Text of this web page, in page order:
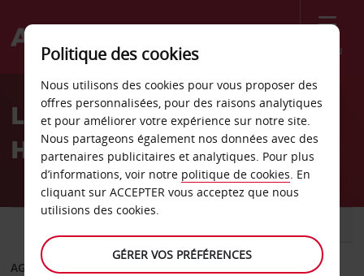
Menu
Welcome
AvisLocation de voiture
Helsingborg - Ville
AGENCE DE DÉPART
Politique des cookies
Nous utilisons des cookies pour vous proposer des
offres personnalisées, pour des raisons analytiques
et pour améliorer votre expérience sur notre site.
Nous partageons également nos données avec des
partenaires publicitaires et analytiques. Pour plus
d’informations, voir notre politique de cookies. En
cliquant sur ACCEPTER vous acceptez que nous
utilisions des cookies.
GÉRER VOS PRÉFÉRENCES